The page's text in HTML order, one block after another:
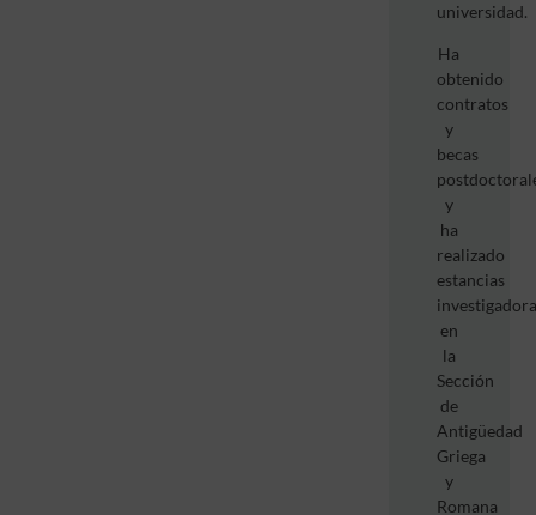
universidad.
Ha
obtenido
contratos
y
becas
y
ha
realizado
estancias
en
la
Sección
de
Antigüedad
Griega
y
Romana